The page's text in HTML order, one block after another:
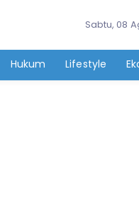
Sabtu, 08
Hukum Lifestyle